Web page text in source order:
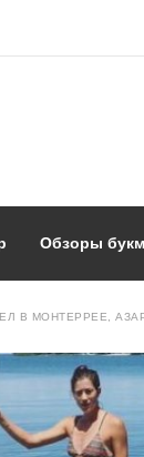
Обзоры
В МОНТЕРРЕЕ,